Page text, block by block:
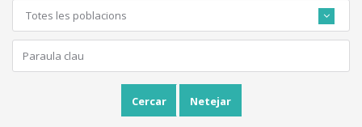
Totes les poblacions
Cercar Netejar